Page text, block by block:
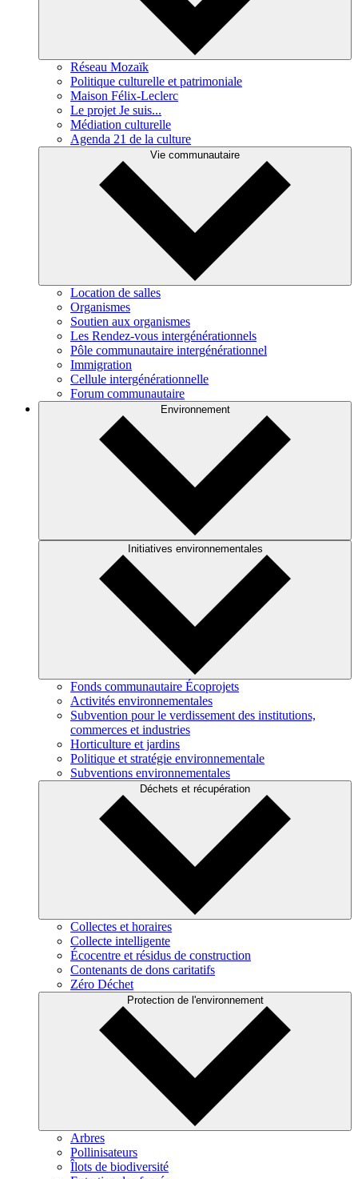
Réseau Mozaïk
Politique culturelle et patrimoniale
Maison Félix-Leclerc
Le projet Je suis...
Médiation culturelle
Agenda 21 de la culture
Vie communautaire
Location de salles
Organismes
Soutien aux organismes
Les Rendez-vous intergénérationnels
Pôle communautaire intergénérationnel
Immigration
Cellule intergénérationnelle
Forum communautaire
Environnement
Initiatives environnementales
Fonds communautaire Écoprojets
Activités environnementales
Subvention pour le verdissement des institutions,
commerces et industries
Horticulture et jardins
Politique et stratégie environnementale
Subventions environnementales
Déchets et récupération
Collectes et horaires
Collecte intelligente
Écocentre et résidus de construction
Contenants de dons caritatifs
Zéro Déchet
Protection de l'environnement
Arbres
Pollinisateurs
Îlots de biodiversité